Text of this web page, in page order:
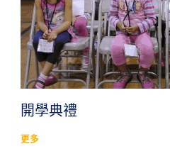
開學典禮
更多